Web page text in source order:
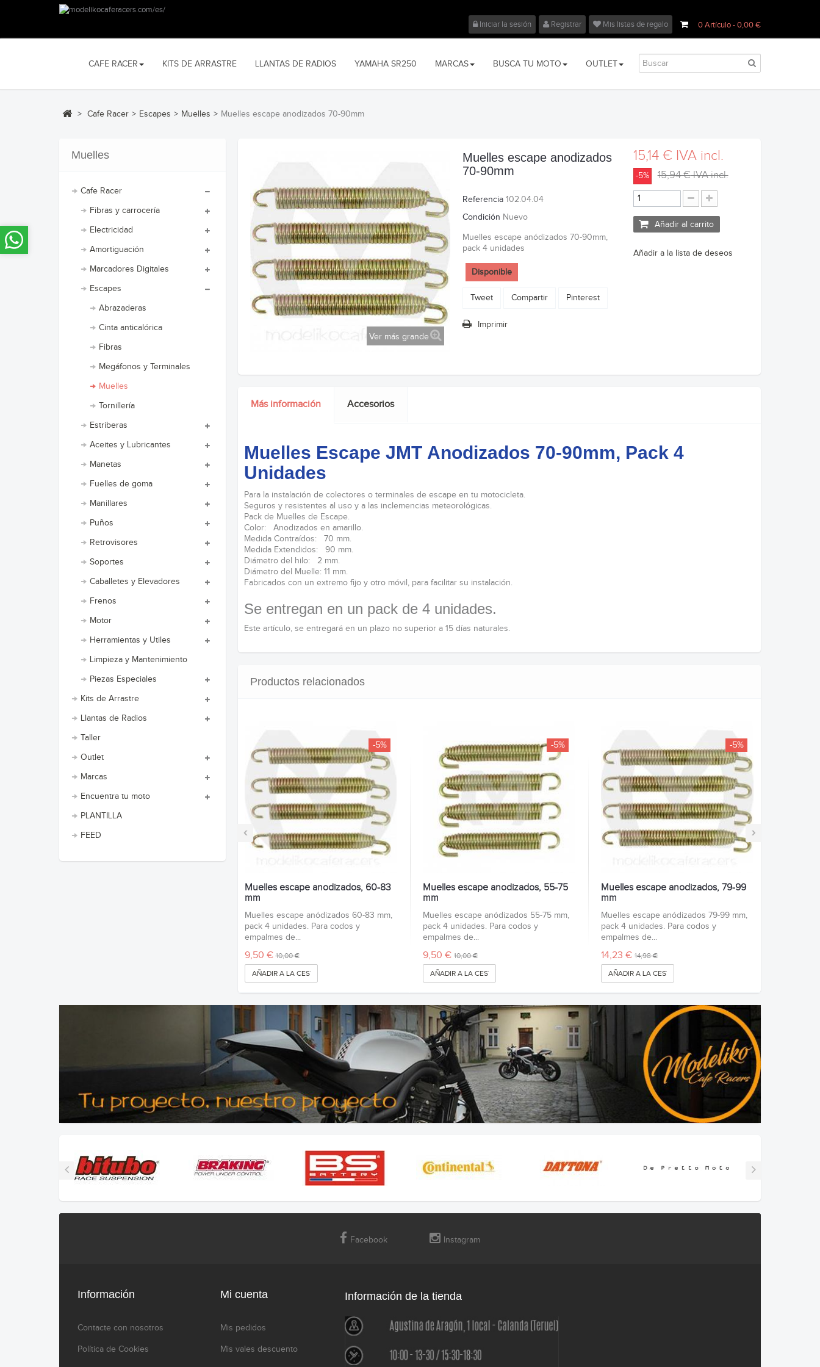
0Artículo- 0,00 €
Iniciar la sesión Registrar Mis listas de regalo
CAFE RACER KITS DE ARRASTRE LLANTAS DE RADIOS YAMAHA SR250 MARCAS BUSCA TU MOTO OUTLET
> Cafe Racer > Escapes > Muelles > Muelles escape anodizados 70-90mm
Muelles
Cafe Racer
Fibras y carrocería
Electricidad
Amortiguación
Marcadores Digitales
Escapes
Abrazaderas
Cinta anticalórica
Fibras
Megáfonos y Terminales
Muelles
Tornillería
Estriberas
Aceites y Lubricantes
Manetas
Fuelles de goma
Manillares
Puños
Retrovisores
Soportes
Caballetes y Elevadores
Frenos
Motor
Herramientas y Utiles
Limpieza y Mantenimiento
Piezas Especiales
Kits de Arrastre
Llantas de Radios
Taller
Outlet
Marcas
Encuentra tu moto
PLANTILLA
FEED
Ver más grande
Muelles escape anodizados
70-90mm
Referencia 102.04.04
Condición Nuevo
Muelles escape anódizados 70-90mm,
pack 4 unidades
Disponible
Tweet Compartir Pinterest
Imprimir
15,14 € IVA incl.
-5% 15,94 €IVA incl.
Añadir al carrito
Añadir a la lista de deseos
Más información Accesorios
Muelles Escape JMT Anodizados 70-90mm, Pack 4
Unidades
Para la instalación de colectores o terminales de escape en tu motocicleta.
Seguros y resistentes al uso y a las inclemencias meteorológicas.
Pack de Muelles de Escape.
Color: Anodizados en amarillo.
Medida Contraídos: 70 mm.
Medida Extendidos: 90 mm.
Diámetro del hilo: 2 mm.
Diámetro del Muelle: 11 mm.
Fabricados con un extremo fijo y otro móvil, para facilitar su instalación.
Se entregan en un pack de 4 unidades.
Este artículo, se entregará en un plazo no superior a 15 días naturales.
Productos relacionados
‹ ›
-5%
Muelles escape anodizados, 60-83
mm
Muelles escape anódizados 60-83 mm,
pack 4 unidades. Para codos y
empalmes de...
9,50 € 10,00 €
AÑADIR A LA CESTA
-5%
Muelles escape anodizados, 55-75
mm
Muelles escape anódizados 55-75 mm,
pack 4 unidades. Para codos y
empalmes de...
9,50 € 10,00 €
AÑADIR A LA CESTA
-5%
Muelles escape anodizados, 79-99
mm
Muelles escape anódizados 79-99 mm,
pack 4 unidades. Para codos y
empalmes de...
14,23 € 14,98 €
AÑADIR A LA CESTA
Facebook Instagram
Información
Contacte con nosotros
Política de Cookies
Mi cuenta
Mis pedidos
Mis vales descuento
Información de la tienda